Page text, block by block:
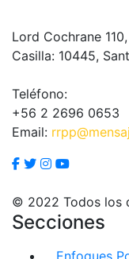
Lord Cochrane
Casilla: 10445,
Teléfono:
+56 2 2696 0653
Email:
© 2022 Todos los
Secciones
Enfoques